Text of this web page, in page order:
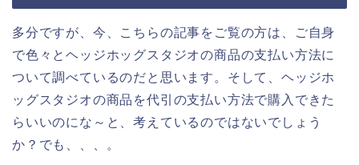
多分ですが、今、こちらの記事をご覧の方は、ご自身
で色々とヘッジホッグスタジオの商品の支払い方法に
ついて調べているのだと思います。そして、ヘッジホ
ッグスタジオの商品を代引の支払い方法で購入できた
らいいのにな～と、考えているのではないでしょう
か？でも、、、。